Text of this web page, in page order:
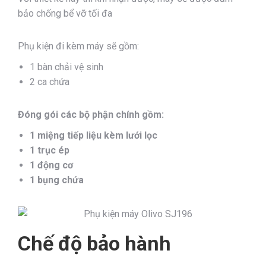
bảo chống bể vỡ tối đa
Phụ kiện đi kèm máy sẽ gồm:
1 bàn chải vệ sinh
2 ca chứa
Đóng gói các bộ phận chính gồm:
1 miệng tiếp liệu kèm lưới lọc
1 trục ép
1 động cơ
1 bụng chứa
Chế độ bảo hành